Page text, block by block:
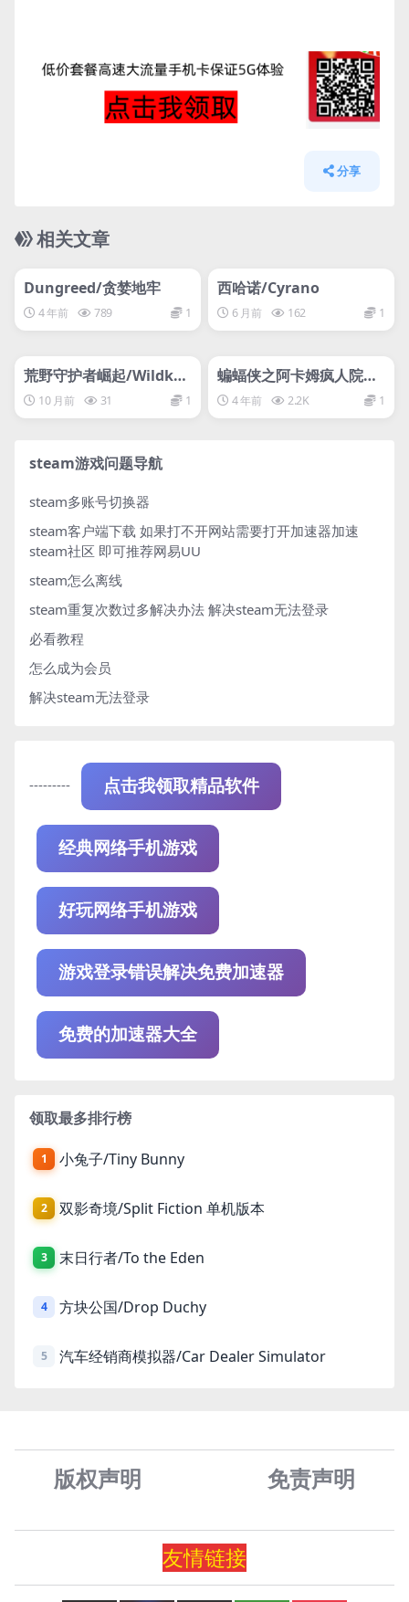
分享
相关文章
网盘下载游戏
Dungreed/贪婪地牢
4 年前 789 1
西哈诺/Cyrano
6 月前 162 1
网盘下载游戏
荒野守护者崛起/Wildkee
pers Rising
10 月前 31 1
网盘下载游戏
蝙蝠侠之阿卡姆疯人院年
度版4 年前 2.2K 1
steam游戏问题导航
steam多账号切换器
steam客户端下载 如果打不开网站需要打开加速器加速
steam社区 即可推荐网易UU
steam怎么离线
steam重复次数过多解决办法 解决steam无法登录
必看教程
怎么成为会员
解决steam无法登录
--------- 点击我领取精品软件
经典网络手机游戏
好玩网络手机游戏
游戏登录错误解决免费加速器
免费的加速器大全
领取最多排行榜
1 小兔子/Tiny Bunny
2 双影奇境/Split Fiction 单机版本
3 末日行者/To the Eden
4 方块公国/Drop Duchy
5 汽车经销商模拟器/Car Dealer Simulator
版权声明 免责声明
友情链接